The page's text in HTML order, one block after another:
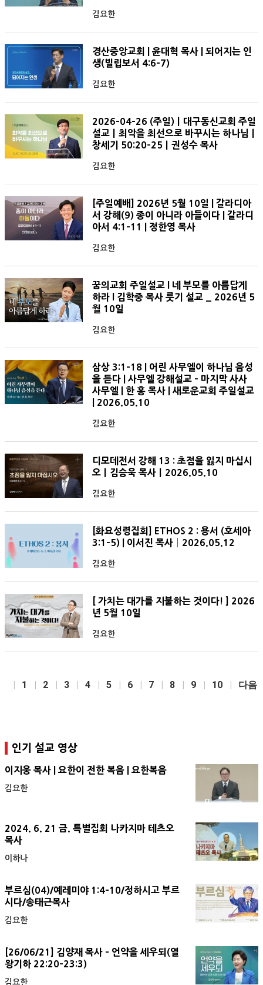
김요한
경산중앙교회 | 윤대혁 목사 | 되어지는 인
생(빌립보서 4:6-7)
김요한
2026-04-26 (주일)ㅣ대구동신교회 주일
설교ㅣ최악을 최선으로 바꾸시는 하나님ㅣ
창세기 50:20-25ㅣ권성수 목사
김요한
[주일예배] 2026년 5월 10일 | 갈라디아
서 강해(9) 종이 아니라 아들이다 | 갈라디
아서 4:1-11 | 정한영 목사
김요한
꿈의교회 주일설교 l 네 부모를 아름답게
하라 l 김학중 목사 룻기 설교 _ 2026년 5
월 10일
김요한
삼상 3:1-18 | 어린 사무엘이 하나님 음성
을 듣다 | 사무엘 강해설교 - 마지막 사사
사무엘 | 한 홍 목사 | 새로운교회 주일설교
| 2026.05.10
김요한
디모데전서 강해 13 : 초점을 잃지 마십시
오ㅣ김승욱 목사ㅣ2026.05.10
김요한
[화요성령집회] ETHOS 2 : 용서 (호세아
3:1-5) | 이서진 목사│2026.05.12
김요한
[ 가치는 대가를 지불하는 것이다! ] 2026
년 5월 10일
김요한
1 2 3 4 5 6 7 8 9 10 다음
인기 설교 영상
이지웅 목사 | 요한이 전한 복음 | 요한복음
김요한
2024. 6. 21 금. 특별집회 나카지마 테츠오
목사
이하나
부르심(04)/예레미야 1:4-10/정하시고 부르
시다/송태근목사
김요한
[26/06/21] 김양재 목사 - 언약을 세우되(열
왕기하 22:20-23:3)
김요한